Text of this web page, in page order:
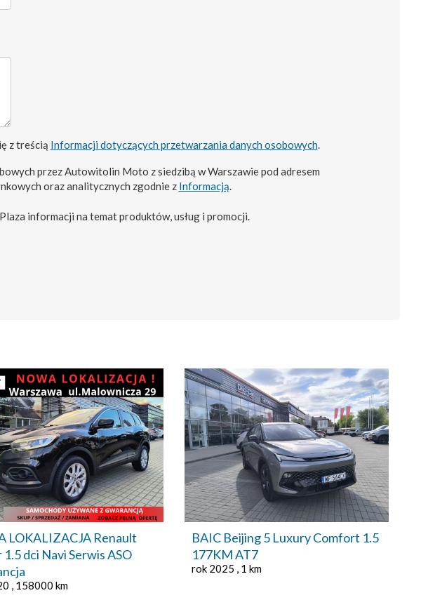
z treścią Informacji dotyczących przetwarzania danych osobowych.
przez Autowitolin Moto z siedzibą w Warszawie pod adresem
oraz analitycznych zgodnie z Informacją.
informacji na temat produktów, usług i promocji.
LOKALIZACJA Renault
1.5 dci Navi Serwis ASO
, 158000 km
BAIC Beijing 5 Luxury Comfort 1.5
177KM AT7
rok 2025 , 1 km